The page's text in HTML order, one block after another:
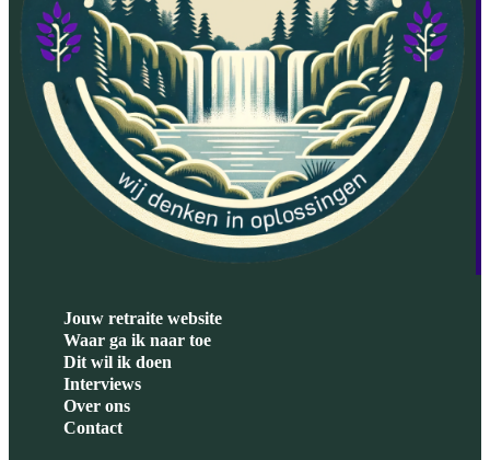
Jouw retraite website
Waar ga ik naar toe
Dit wil ik doen
Interviews
Over ons
Contact